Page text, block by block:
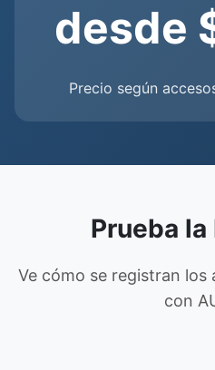
desde
Precio según
Prueba
Ve cómo se registran los
con